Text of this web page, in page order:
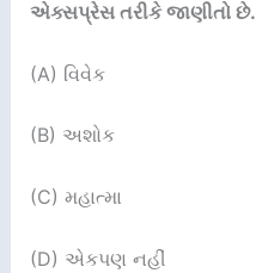
એક્સપ્રેસ તરીકે જાણીતો છે.
(A) વિવેક
(B) અશોક
(C) મહાત્મા
(D) એકપણ નહીં